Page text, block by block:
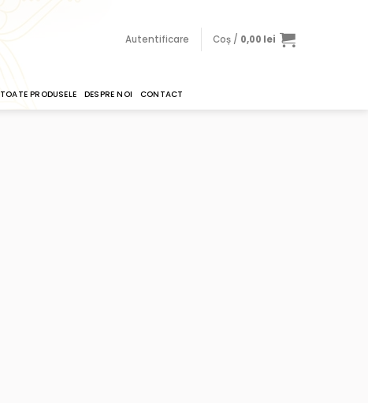
Autentificare Coș / 0,00 lei
TOATE PRODUSELE DESPRE NOI CONTACT